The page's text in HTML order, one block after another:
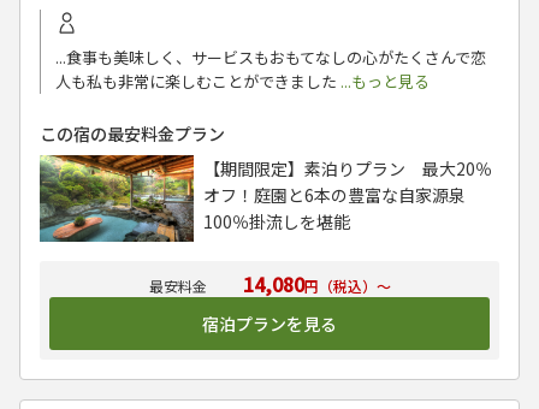
...食事も美味しく、サービスもおもてなしの心がたくさんで恋
人も私も非常に楽しむことができました ...もっと見る
14,080円（税込）～
宿泊プランを見る
この宿の最安料金プラン
【期間限定】素泊りプラン 最大20％
オフ！庭園と6本の豊富な自家源泉
100％掛流しを堪能